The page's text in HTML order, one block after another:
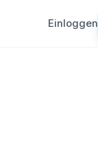
Einloggen